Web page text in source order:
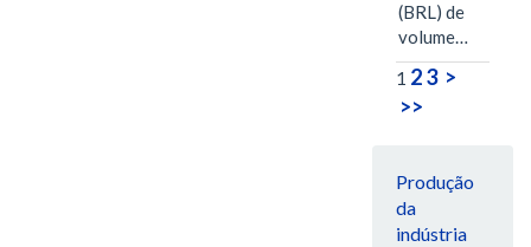
(BRL) de
volume…
1 23 >
>>
Produção
da
indústria